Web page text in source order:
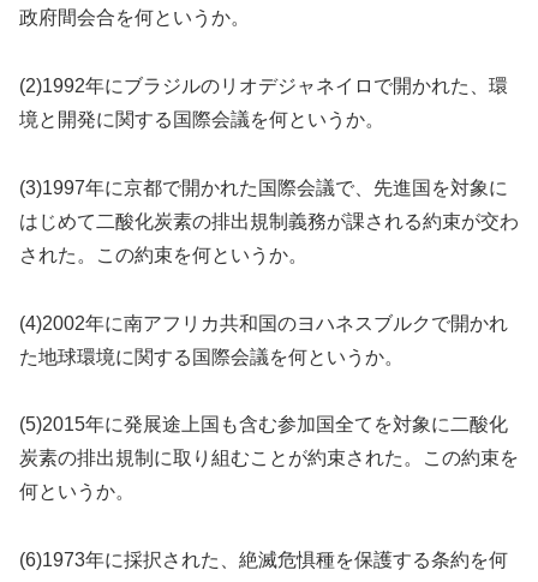
政府間会合を何というか。
(2)1992年にブラジルのリオデジャネイロで開かれた、環
境と開発に関する国際会議を何というか。
(3)1997年に京都で開かれた国際会議で、先進国を対象に
はじめて二酸化炭素の排出規制義務が課される約束が交わ
された。この約束を何というか。
(4)2002年に南アフリカ共和国のヨハネスブルクで開かれ
た地球環境に関する国際会議を何というか。
(5)2015年に発展途上国も含む参加国全てを対象に二酸化
炭素の排出規制に取り組むことが約束された。この約束を
何というか。
(6)1973年に採択された、絶滅危惧種を保護する条約を何